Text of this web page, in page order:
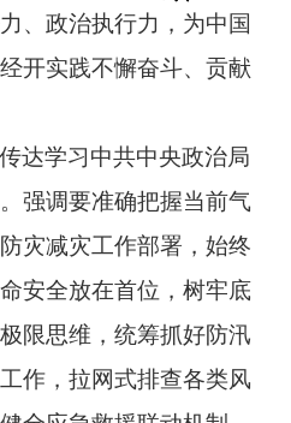
、政治执行力，为中国
开实践不懈奋斗、贡献
达学习中共中央政治局
强调要准确把握当前气
灾减灾工作部署，始终
安全放在首位，树牢底
限思维，统筹抓好防汛
作，拉网式排查各类风